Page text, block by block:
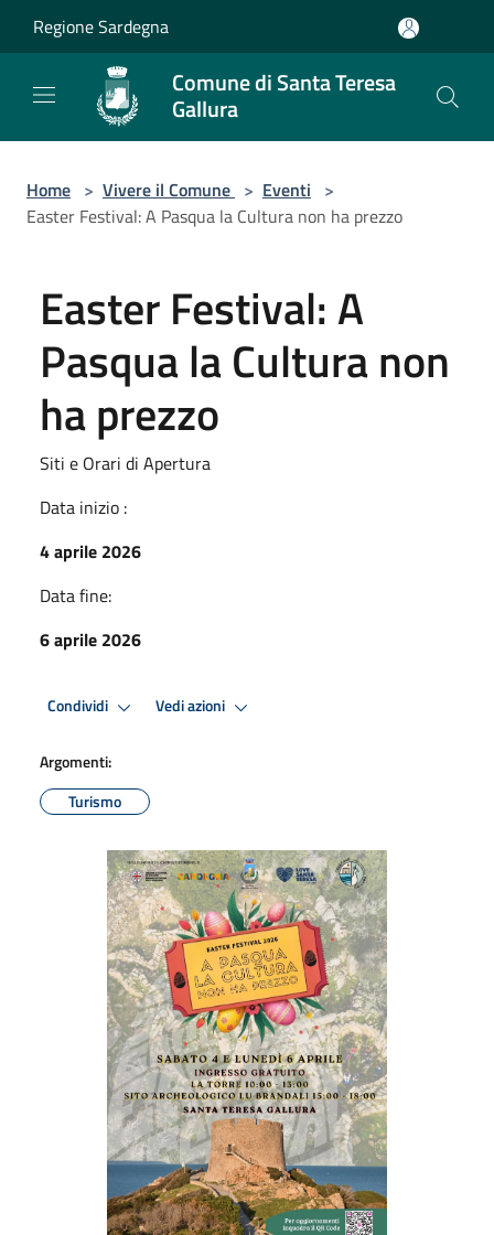
Regione Sardegna
Comune di Santa Teresa
Gallura
Home > Vivere il Comune > Eventi >
Easter Festival: A Pasqua la Cultura non ha prezzo
Easter Festival: A
Pasqua la Cultura non
ha prezzo
Siti e Orari di Apertura
Data inizio :
4 aprile 2026
Data fine:
6 aprile 2026
Condividi Vedi azioni
Argomenti:
Turismo